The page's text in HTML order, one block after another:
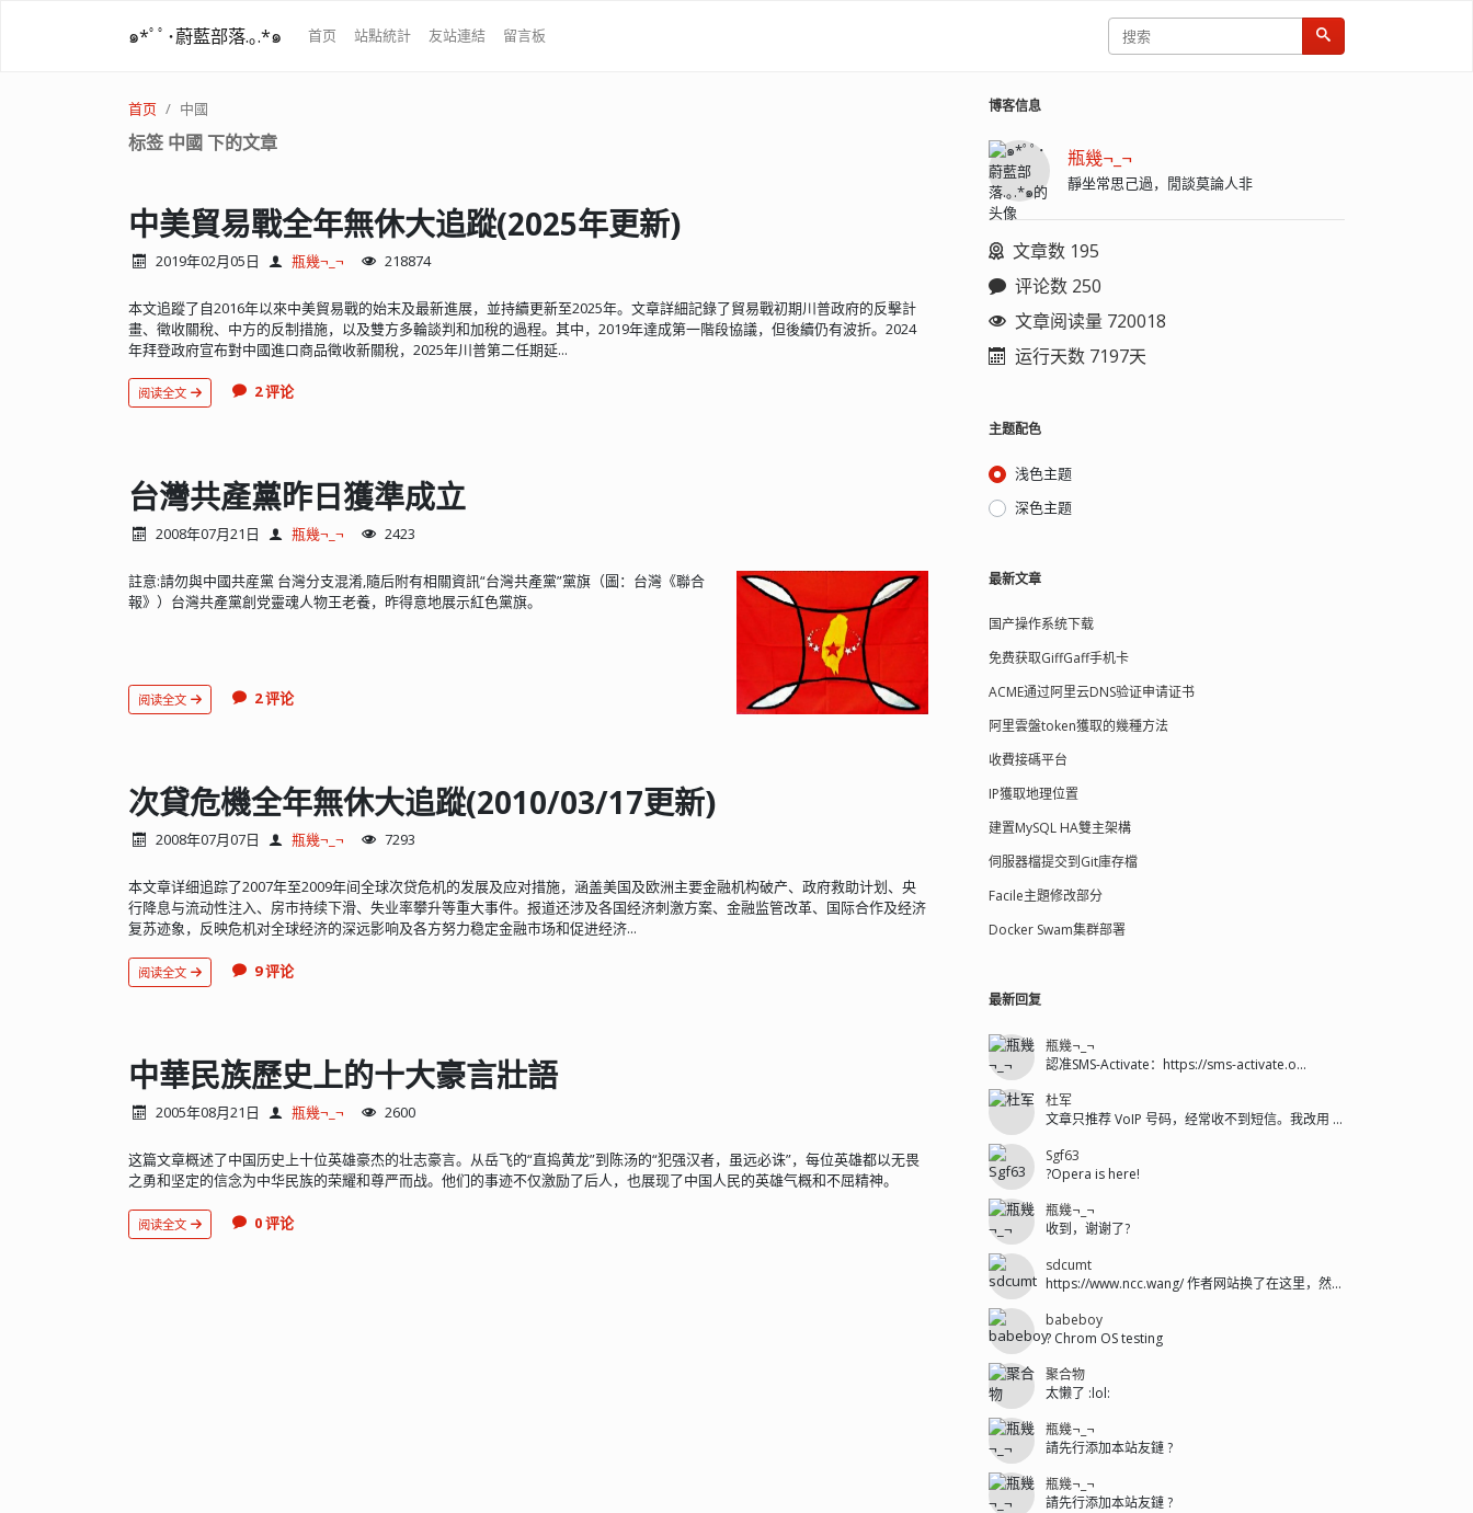
๑*ﾟﾟ･蔚藍部落.｡.*๑ 首页 站點統計 友站連結 留言板
首页 中國
标签 中國 下的文章
中美貿易戰全年無休大追蹤(2025年更新)
2019年02月05日 瓶幾¬_¬ 218874
本文追蹤了自2016年以來中美貿易戰的始末及最新進展，並持續更新至2025年。文章詳細記錄了貿易戰初期川普政府的反擊計
畫、徵收關稅、中方的反制措施，以及雙方多輪談判和加稅的過程。其中，2019年達成第一階段協議，但後續仍有波折。2024
年拜登政府宣布對中國進口商品徵收新關稅，2025年川普第二任期延...
阅读全文 2 评论
台灣共產黨昨日獲準成立
2008年07月21日 瓶幾¬_¬ 2423
註意:請勿與中國共産黨 台灣分支混淆,隨后附有相關資訊“台灣共產黨”黨旗（圖：台灣《聯合
報》）台灣共產黨創党靈魂人物王老養，昨得意地展示紅色黨旗。
阅读全文 2 评论
次貸危機全年無休大追蹤(2010/03/17更新)
2008年07月07日 瓶幾¬_¬ 7293
本文章详细追踪了2007年至2009年间全球次贷危机的发展及应对措施，涵盖美国及欧洲主要金融机构破产、政府救助计划、央
行降息与流动性注入、房市持续下滑、失业率攀升等重大事件。报道还涉及各国经济刺激方案、金融监管改革、国际合作及经济
复苏迹象，反映危机对全球经济的深远影响及各方努力稳定金融市场和促进经济...
阅读全文 9 评论
中華民族歷史上的十大豪言壯語
2005年08月21日 瓶幾¬_¬ 2600
这篇文章概述了中国历史上十位英雄豪杰的壮志豪言。从岳飞的“直捣黄龙”到陈汤的“犯强汉者，虽远必诛”，每位英雄都以无畏
之勇和坚定的信念为中华民族的荣耀和尊严而战。他们的事迹不仅激励了后人，也展现了中国人民的英雄气概和不屈精神。
阅读全文 0 评论
博客信息
瓶幾¬_¬
靜坐常思己過，閒談莫論人非
文章数 195
评论数 250
文章阅读量 720018
运行天数 7197天
主题配色
浅色主题
深色主题
最新文章
国产操作系统下载
免费获取GiffGaff手机卡
ACME通过阿里云DNS验证申请证书
阿里雲盤token獲取的幾種方法
收費接碼平台
IP獲取地理位置
建置MySQL HA雙主架構
伺服器檔提交到Git庫存檔
Facile主題修改部分
Docker Swam集群部署
最新回复
瓶幾¬_¬
認准SMS-Activate：https://sms-activate.o...
杜军
文章只推荐 VoIP 号码，经常收不到短信。我改用 sms-activat...
Sgf63
?Opera is here!
瓶幾¬_¬
收到，谢谢了?
sdcumt
https://www.ncc.wang/ 作者网站换了在这里，然后git...
babeboy
? Chrom OS testing
聚合物
太懒了 :lol:
瓶幾¬_¬
請先行添加本站友鏈 ?
瓶幾¬_¬
請先行添加本站友鏈 ?